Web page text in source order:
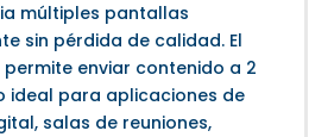
múltiples pantallas
sin pérdida de calidad. El
permite enviar contenido a 2
ideal para aplicaciones de
salas de reuniones,